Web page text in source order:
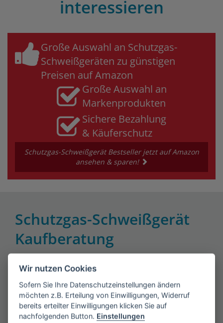
interessieren
Große Auswahl an Schutzgas-
Schweißgeräten zu günstigen
Preisen auf Amazon
Große Auswahl an
Markenprodukten
Sichere Bezahlung
& Käuferschutz
Schutzgas-Schweißgerät Bestseller jetzt auf Amazon
ansehen & sparen!
Schutzgas-Schweißgerät
Kaufberatung
Fünf wichtige Fakten über
Schutzgas-Schweißgeräte
Wir nutzen Cookies
Sofern Sie Ihre Datenschutzeinstellungen ändern
möchten z.B. Erteilung von Einwilligungen, Widerruf
bereits erteilter Einwilligungen klicken Sie auf
nachfolgenden Button. Einstellungen